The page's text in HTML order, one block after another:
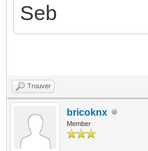
Seb
Trouver
bricoknx
Member